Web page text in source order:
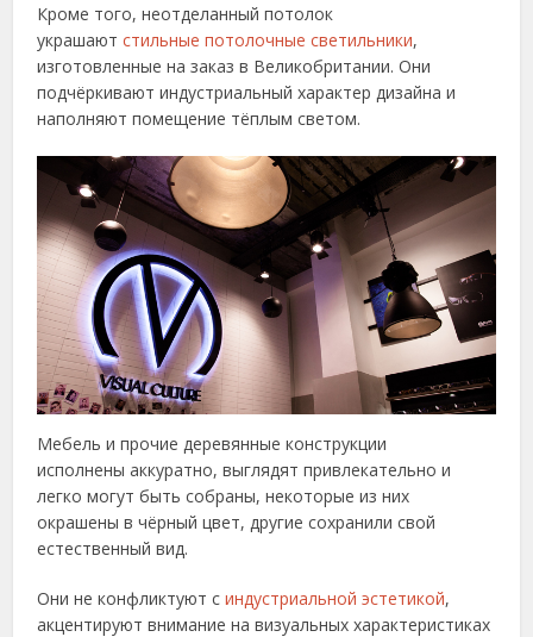
Кроме того, неотделанный потолок
украшаютстильные потолочные светильники,
изготовленные на заказ в Великобритании. Они
подчёркивают индустриальный характер дизайна и
наполняют помещение тёплым светом.
Мебель и прочие деревянные конструкции
исполнены аккуратно, выглядят привлекательно и
легко могут быть собраны, некоторые из них
окрашены в чёрный цвет, другие сохранили свой
естественный вид.
Они не конфликтуют синдустриальной эстетикой,
акцентируют внимание на визуальных характеристиках